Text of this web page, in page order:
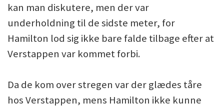
kan man diskutere, men der var
underholdning til de sidste meter, for
Hamilton lod sig ikke bare falde tilbage efter at
Verstappen var kommet forbi.
Da de kom over stregen var der glædes tåre
hos Verstappen, mens Hamilton ikke kunne